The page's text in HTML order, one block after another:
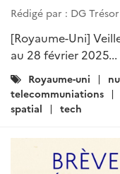
Rédigé par : DG Trésor
[Royaume-Uni]
au 28 février 2025...
Catégories
:
Royaume-uni
telecommuniations
spatial
tech